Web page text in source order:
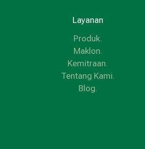
Layanan
Produk.
Maklon.
Kemitraan.
Tentang Kami.
Blog.